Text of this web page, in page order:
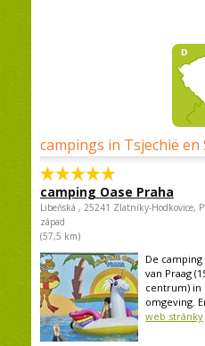
campings in Tsjechië en
camping Oase Praha
Libeňská , 25241 Zlatníky-Hodkovice,
západ
(57,5 km)
De
van Praag
centrum) in
omgeving.
web stránky